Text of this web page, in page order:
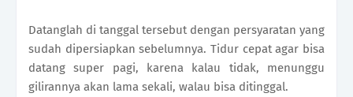
Datanglah di tanggal tersebut dengan persyaratan yang
sudah dipersiapkan sebelumnya. Tidur cepat agar bisa
datang super pagi, karena kalau tidak, menunggu
gilirannya akan lama sekali, walau bisa ditinggal.